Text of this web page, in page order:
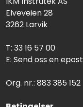
Elveveien 28
3262 Larvik
T: 33 16 57 00
E: Send oss en epost
Org. nr.: 883 385 152